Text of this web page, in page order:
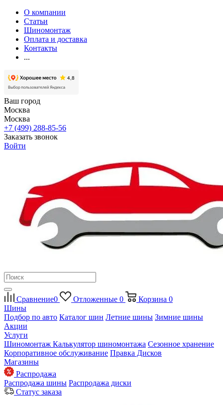
О компании
Статьи
Шиномонтаж
Оплата и доставка
Контакты
...
Ваш город
Москва
Москва
+7 (499) 288-85-56
Заказать звонок
Войти
Сравнение0 Отложенные 0 Корзина 0
Шины
Подбор по авто Каталог шин Летние шины Зимние шины
Акции
Услуги
Шиномонтаж Калькулятор шиномонтажа Сезонное хранение
Корпоративное обслуживание Правка Дисков
Магазины
Распродажа
Распродажа шины Распродажа диски
Статус заказа